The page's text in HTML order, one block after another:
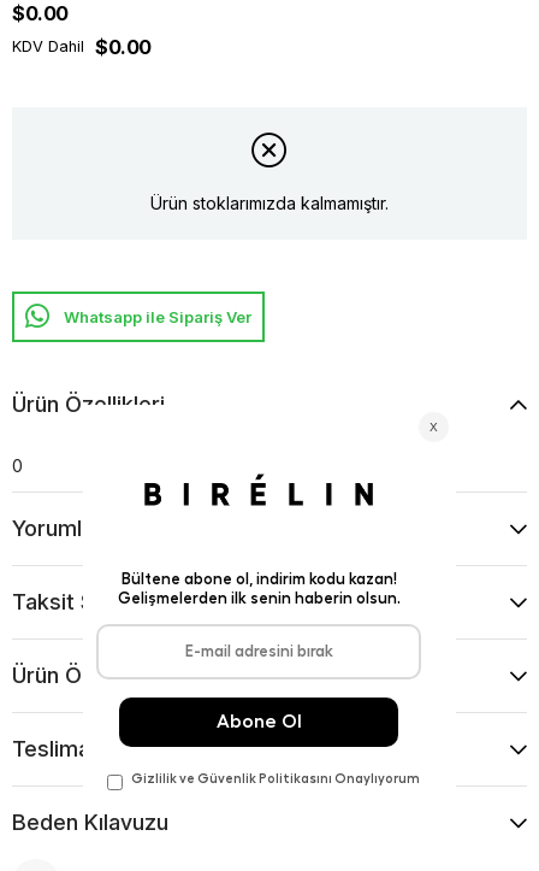
$0.00
KDV Dahil $0.00
Ürün stoklarımızda kalmamıştır.
Whatsapp ile Sipariş Ver
Ürün Özellikleri
0
Yorumlar
Taksit Seçenekleri
Ürün Önerileri
Teslimat Ve İade Koşulları
Beden Kılavuzu